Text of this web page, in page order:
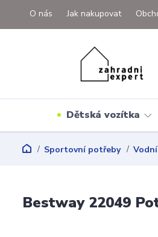
O nás Jak nakupovat
Dětská vozítka
Sportovní potřeby
Bestway 22049